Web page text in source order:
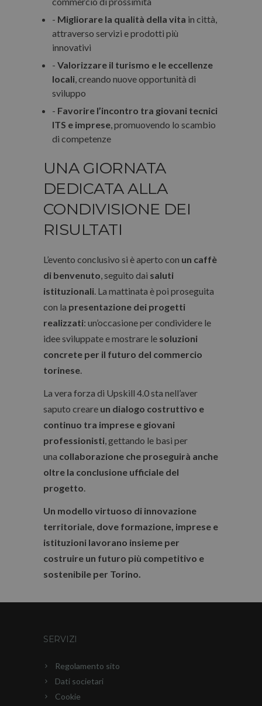
- Migliorare la qualità della vita in città,
attraverso servizi e prodotti più
innovativi
- Valorizzare il turismo e le eccellenze
locali, creando nuove opportunità di
sviluppo
- Favorire l’incontro tra giovani tecnici
ITS e imprese, promuovendo lo scambio
di competenze
UNA GIORNATA
DEDICATA ALLA
CONDIVISIONE DEI
RISULTATI
L’evento conclusivo si è aperto con un caffè
di benvenuto, seguito dai saluti
istituzionali. La mattinata è poi proseguita
con la presentazione dei progetti
realizzati: un’occasione per condividere le
idee sviluppate e mostrare le soluzioni
concrete per il futuro del commercio
torinese.
La vera forza di Upskill 4.0 sta nell’aver
saputo creare un dialogo costruttivo e
continuo tra imprese e giovani
professionisti, gettando le basi per
una collaborazione che proseguirà anche
oltre la conclusione ufficiale del
progetto.
Un modello virtuoso di innovazione
territoriale, dove formazione, imprese e
istituzioni lavorano insieme per
costruire un futuro più competitivo e
sostenibile per Torino.
SERVIZI
Regolamento sito
Dati societari
Cookie